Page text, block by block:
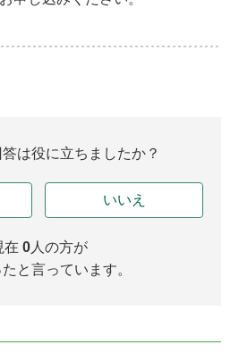
は役に立ちましたか？
いいえ
在 0人の方が
と言っています。